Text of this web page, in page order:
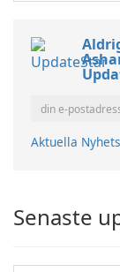
Aktuella
Senaste